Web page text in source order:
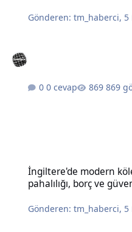
Gönderen:tm_haberci, 5
0 cevap 869
İngiltere'de modern
pahalılığı, borç ve
Gönderen:tm_haberci, 5